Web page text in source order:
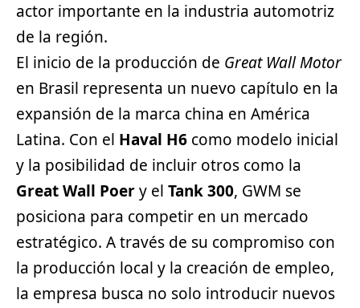
actor importante en la industria automotriz
de la región.
El inicio de la producción de Great Wall Motor
en Brasil representa un nuevo capítulo en la
expansión de la marca china en América
Latina. Con el Haval H6 como modelo inicial
y la posibilidad de incluir otros como la
Great Wall Poery el Tank 300, GWM se
posiciona para competir en un mercado
estratégico. A través de su compromiso con
la producción local y la creación de empleo,
la empresa busca no solo introducir nuevos